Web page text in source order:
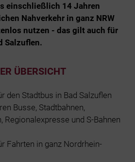
einschließlich 14 Jahren
Nahverkehr in ganz NRW
nutzen - das gilt auch für
Salzuflen.
ÜBERSICHT
den Stadtbus in Bad Salzuflen
Busse, Stadtbahnen,
Regionalexpresse und S-Bahnen
Fahrten in ganz Nordrhein-